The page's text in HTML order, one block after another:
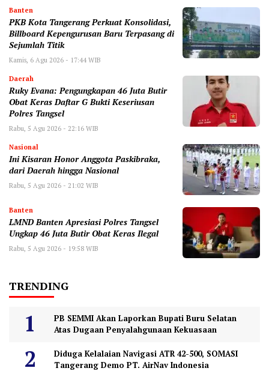
Banten
‎PKB Kota Tangerang Perkuat Konsolidasi,
Billboard Kepengurusan Baru Terpasang di
Sejumlah Titik ‎
Kamis, 6 Agu 2026 - 17:44 WIB
Daerah
‎Ruky Evana: Pengungkapan 46 Juta Butir
Obat Keras Daftar G Bukti Keseriusan
Polres Tangsel
Rabu, 5 Agu 2026 - 22:16 WIB
Nasional
Ini Kisaran Honor Anggota Paskibraka,
dari Daerah hingga Nasional
Rabu, 5 Agu 2026 - 21:02 WIB
Banten
LMND Banten Apresiasi Polres Tangsel
Ungkap 46 Juta Butir Obat Keras Ilegal
Rabu, 5 Agu 2026 - 19:58 WIB
TRENDING
PB SEMMI Akan Laporkan Bupati Buru Selatan
Atas Dugaan Penyalahgunaan Kekuasaan
Diduga Kelalaian Navigasi ATR 42-500, SOMASI
Tangerang Demo PT. AirNav Indonesia